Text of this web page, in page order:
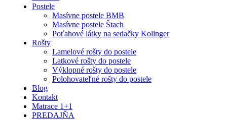
Postele
Masívne postele BMB
Masívne postele Štach
Poťahové látky na sedačky Kolinger
Rošty
Lamelové rošty do postele
Latkové rošty do postele
Výklopné rošty do postele
Polohovateľné rošty do postele
Blog
Kontakt
Matrace 1+1
PREDAJŇA